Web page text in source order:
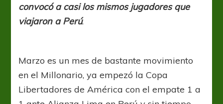
mismos
convocó a casi los mismos jugadores que
viajaron a Perú.
Marzo es un mes de bastante movimiento
en el Millonario, ya empezó la Copa
Libertadores de América con el empate 1 a